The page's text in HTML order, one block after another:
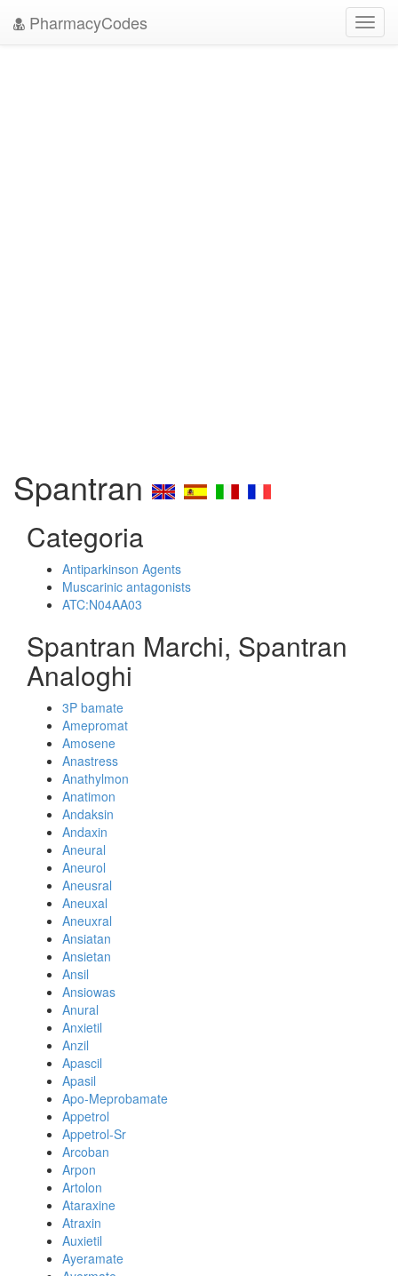
PharmacyCodes
Spantran
Categoria
Antiparkinson Agents
Muscarinic antagonists
ATC:N04AA03
Spantran Marchi, Spantran
Analoghi
3P bamate
Amepromat
Amosene
Anastress
Anathylmon
Anatimon
Andaksin
Andaxin
Aneural
Aneurol
Aneusral
Aneuxal
Aneuxral
Ansiatan
Ansietan
Ansil
Ansiowas
Anural
Anxietil
Anzil
Apascil
Apasil
Apo-Meprobamate
Appetrol
Appetrol-Sr
Arcoban
Arpon
Artolon
Ataraxine
Atraxin
Auxietil
Ayeramate